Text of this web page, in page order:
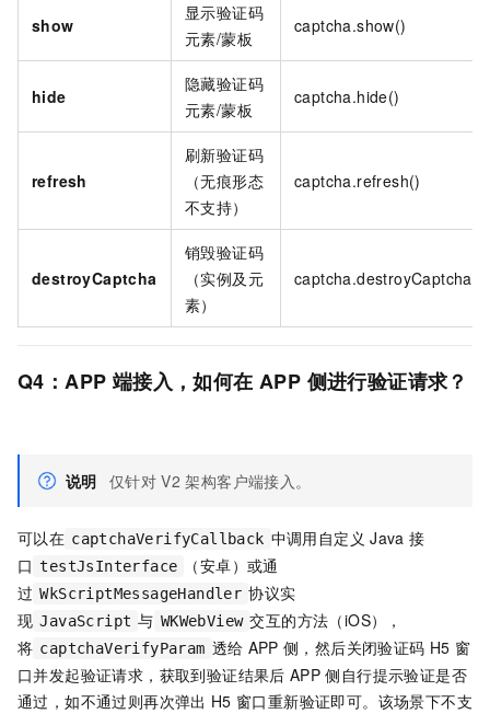
show
显示验证码
元素/蒙板
captcha.show()
hide
隐藏验证码
元素/蒙板
captcha.hide()
refresh
刷新验证码
（无痕形态
不支持）
captcha.refresh()
destroyCaptcha
销毁验证码
（实例及元
素）
captcha.destroyCaptcha()
Q4：APP 端接入，如何在 APP 侧进行验证请求？
说明 仅针对 V2 架构客户端接入。
可以在 captchaVerifyCallback 中调用自定义 Java 接
口 testJsInterface
（安卓）或通
过 WkScriptMessageHandler 协议实
现 JavaScript 与 WKWebView 交互的方法（iOS），
将 captchaVerifyParam 透给 APP 侧，然后关闭验证码 H5 窗
口并发起验证请求，获取到验证结果后 APP 侧自行提示验证是否
通过，如不通过则再次弹出 H5 窗口重新验证即可。该场景下不支